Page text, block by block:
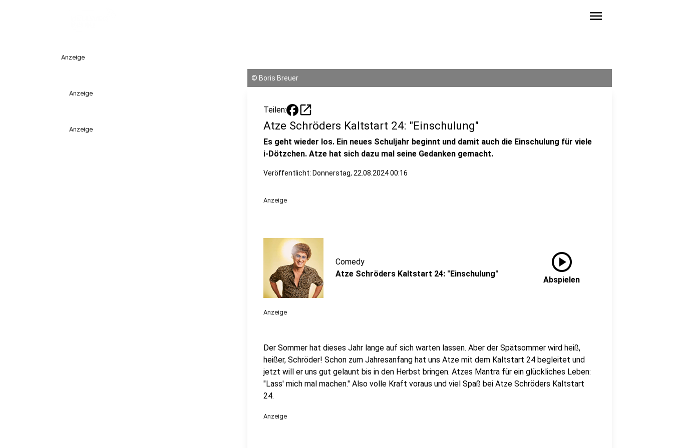
menu
Anzeige
Anzeige
Anzeige
© Boris Breuer
Teilen: open_in_new
Atze Schröders Kaltstart 24: "Einschulung"
Es geht wieder los. Ein neues Schuljahr beginnt und damit auch die Einschulung für viele
i-Dötzchen. Atze hat sich dazu mal seine Gedanken gemacht.
Veröffentlicht: Donnerstag, 22.08.2024 00:16
Anzeige
Comedy
Atze Schröders Kaltstart 24: "Einschulung"
play_circle
Abspielen
Anzeige
Der Sommer hat dieses Jahr lange auf sich warten lassen. Aber der Spätsommer wird heiß,
heißer, Schröder! Schon zum Jahresanfang hat uns Atze mit dem Kaltstart 24 begleitet und
jetzt will er uns gut gelaunt bis in den Herbst bringen. Atzes Mantra für ein glückliches Leben:
"Lass' mich mal machen." Also volle Kraft voraus und viel Spaß bei Atze Schröders Kaltstart
24.
Anzeige